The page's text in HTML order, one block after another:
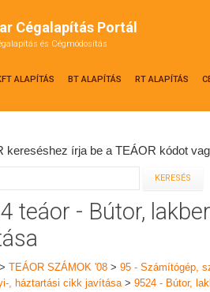
Cégalapítás Portál
és Cégmódosítás
ALAPÍTÁS BT ALAPÍTÁS RT ALAPÍTÁS
kereséshez írja be a TEÁOR kódot
teáor - Bútor,
> TEÁOR SZÁMOK '08 > 95 - Számítógép,
, háztartási cikk javítása> 9524 - Bútor,